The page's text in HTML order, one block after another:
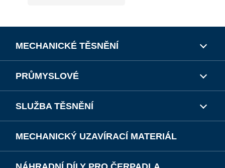
MECHANICKÉ TĚSNĚNÍ
PRŮMYSLOVÉ
SLUŽBA TĚSNĚNÍ
MECHANICKÝ UZAVÍRACÍ MATERIÁL